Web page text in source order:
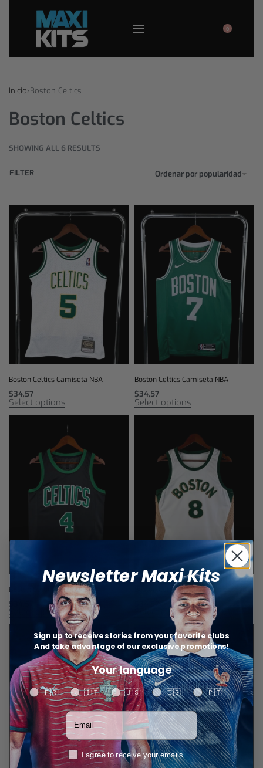
0
Inicio›Boston Celtics
Boston Celtics
SHOWING ALL 6 RESULTS
Ordenar por popularidad
FILTER
Boston Celtics Camiseta NBA
$34,57
Select options
Boston Celtics Camiseta NBA
$34,57
Select options
Boston Celtics Jersey NBA
$
Select options
Boston Celtics Jersey NBA
Select options
Newsletter Maxi Kits
Sign up to receive stories from your favorite clubs
And take advantage of our exclusive promotions!
Your language
Your language
🇫🇷 🇮🇹 🇺🇸 🇪🇸 🇵🇹
Votre adresse email
RGPDI agree to receive your emails